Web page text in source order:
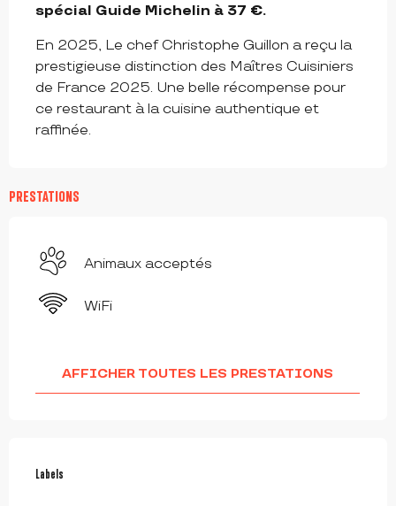
spécial Guide Michelin à 37 €.
En 2025, Le chef Christophe Guillon a reçu la
prestigieuse distinction des Maîtres Cuisiniers
de France 2025. Une belle récompense pour
ce restaurant à la cuisine authentique et
raffinée.
PRESTATIONS
Animaux acceptés
WiFi
AFFICHER TOUTES LES PRESTATIONS
Labels
Labels